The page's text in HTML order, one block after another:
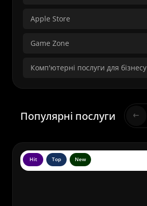
Apple Store
Game Zone
Комп'ютерні послуги для бізнесу
Популярні послуги
Hit Top New